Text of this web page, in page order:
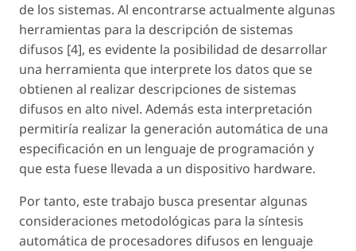
de los sistemas. Al encontrarse actualmente algunas
herramientas para la descripción de sistemas
difusos [4], es evidente la posibilidad de desarrollar
una herramienta que interprete los datos que se
obtienen al realizar descripciones de sistemas
difusos en alto nivel. Además esta interpretación
permitiría realizar la generación automática de una
especificación en un lenguaje de programación y
que esta fuese llevada a un dispositivo hardware.
Por tanto, este trabajo busca presentar algunas
consideraciones metodológicas para la síntesis
automática de procesadores difusos en lenguaje